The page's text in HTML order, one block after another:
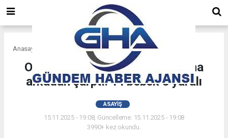
Anasayfa
Otomobil belediyeye ait kamyona
arkadan çarptı: 1’i bebek 3 yaralı
ASAYIŞ
15.11.2025 - 19:08, Güncelleme: 15.11.2025 - 19:08
3990+ kez okundu.